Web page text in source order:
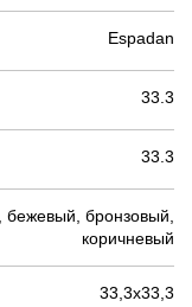
Espadan
33.3
33.3
бронзовый,
коричневый
33,3х33,3